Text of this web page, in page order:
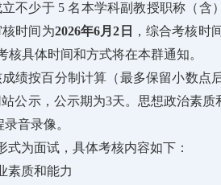
不少于 5 名本学科副教授职称（含
时间为2026年6月2日 ，综合考核时
核具体时间和方式将在本群通知。
绩按百分制计算（最多保留小数点
公示，公示期为3天。思想政治素
音录像。
式为面试，具体考核内容如下：
素质和能力